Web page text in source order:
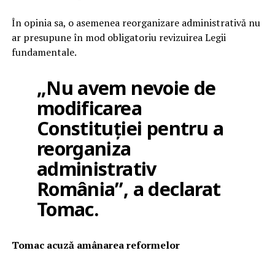
În opinia sa, o asemenea reorganizare administrativă nu
ar presupune în mod obligatoriu revizuirea Legii
fundamentale.
„Nu avem nevoie de
modificarea
Constituției pentru a
reorganiza
administrativ
România”, a declarat
Tomac.
Tomac acuză amânarea reformelor